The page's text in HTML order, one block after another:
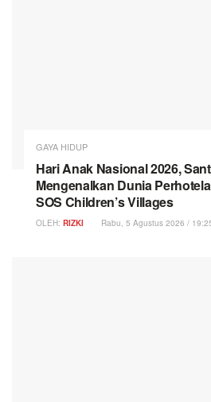
GAYA HIDUP
Hari Anak Nasional 2026,
Mengenalkan Dunia
SOS Children’s Villages
OLEH: RIZKI Rabu, 5 Agustus 2026 /